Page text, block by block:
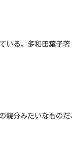
いる。多和田葉子
親分みたいなもの